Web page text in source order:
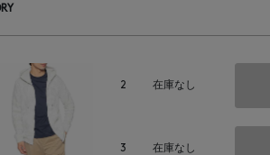
2 在庫なし
3 在庫なし